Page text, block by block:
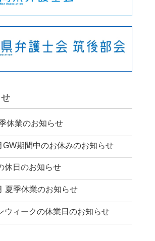
休業のお知らせ
GW期間中のお休みのお知らせ
休日のお知らせ
夏季休業のお知らせ
ウィークの休業日のお知らせ